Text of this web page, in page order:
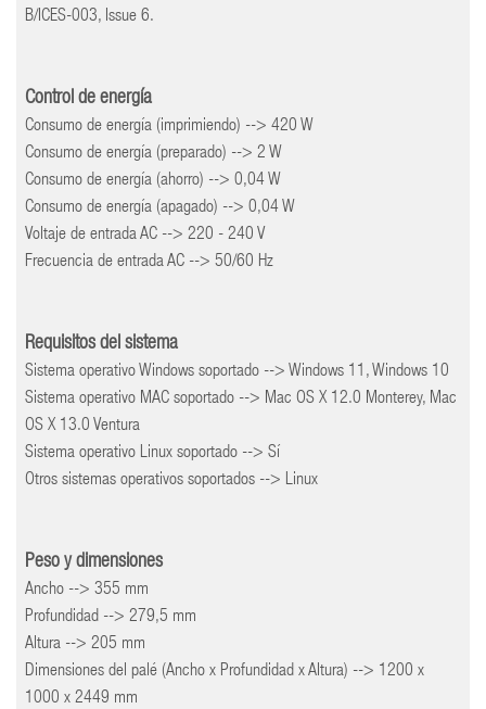
B/ICES-003, Issue 6.
Control de energía
Consumo de energía (imprimiendo) --> 420 W
Consumo de energía (preparado) --> 2 W
Consumo de energía (ahorro) --> 0,04 W
Consumo de energía (apagado) --> 0,04 W
Voltaje de entrada AC --> 220 - 240 V
Frecuencia de entrada AC --> 50/60 Hz
Requisitos del sistema
Sistema operativo Windows soportado --> Windows 11, Windows 10
Sistema operativo MAC soportado --> Mac OS X 12.0 Monterey, Mac
OS X 13.0 Ventura
Sistema operativo Linux soportado --> Sí
Otros sistemas operativos soportados --> Linux
Peso y dimensiones
Ancho --> 355 mm
Profundidad --> 279,5 mm
Altura --> 205 mm
Dimensiones del palé (Ancho x Profundidad x Altura) --> 1200 x
1000 x 2449 mm